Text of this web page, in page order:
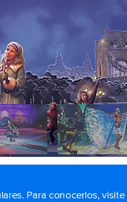
Para conocerlos, visite